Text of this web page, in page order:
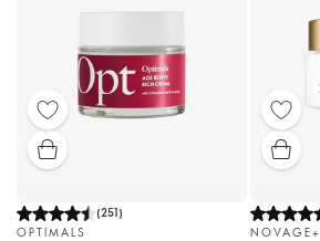
(251)
OPTIMALS
NOVAGE+